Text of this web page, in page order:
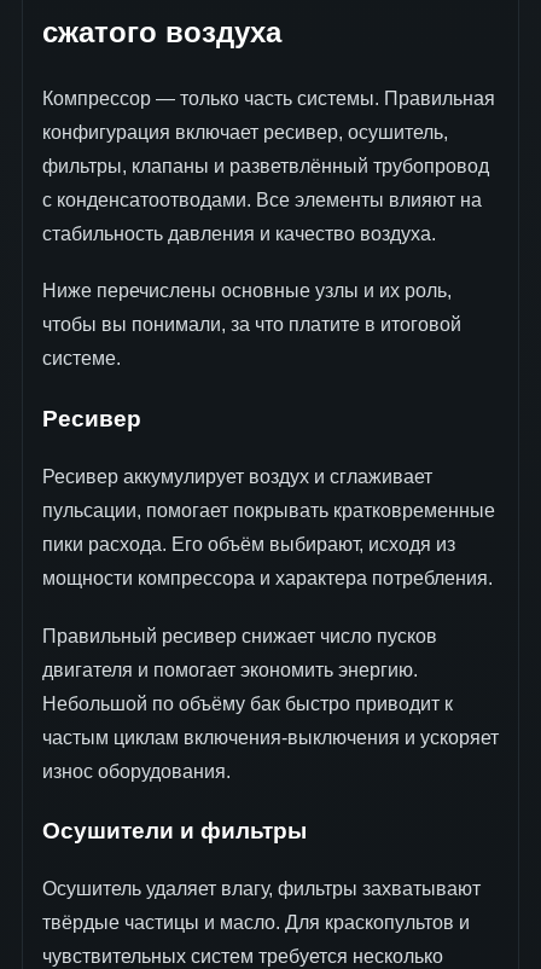
сжатого воздуха
Компрессор — только часть системы. Правильная
конфигурация включает ресивер, осушитель,
фильтры, клапаны и разветвлённый трубопровод
с конденсатоотводами. Все элементы влияют на
стабильность давления и качество воздуха.
Ниже перечислены основные узлы и их роль,
чтобы вы понимали, за что платите в итоговой
системе.
Ресивер
Ресивер аккумулирует воздух и сглаживает
пульсации, помогает покрывать кратковременные
пики расхода. Его объём выбирают, исходя из
мощности компрессора и характера потребления.
Правильный ресивер снижает число пусков
двигателя и помогает экономить энергию.
Небольшой по объёму бак быстро приводит к
частым циклам включения-выключения и ускоряет
износ оборудования.
Осушители и фильтры
Осушитель удаляет влагу, фильтры захватывают
твёрдые частицы и масло. Для краскопультов и
чувствительных систем требуется несколько